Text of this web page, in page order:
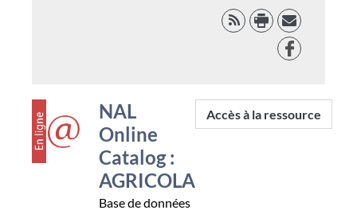
courante
recherche
courante
RSS
Facebook
NAL
Online
Catalog :
AGRICOLA
Base de données
Accès à la ressource